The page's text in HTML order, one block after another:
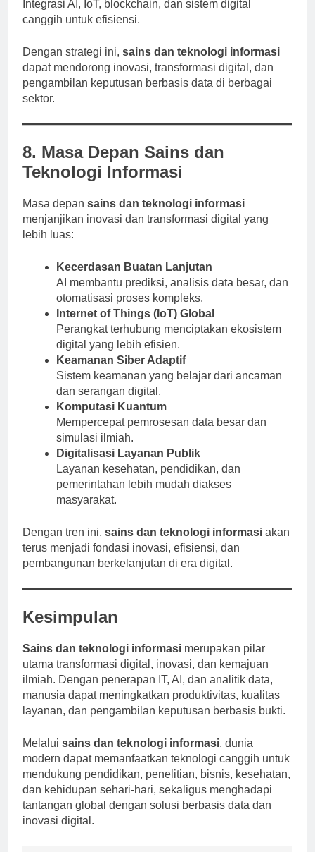
Integrasi AI, IoT, blockchain, dan sistem digital
canggih untuk efisiensi.
Dengan strategi ini, sains dan teknologi informasi
dapat mendorong inovasi, transformasi digital, dan
pengambilan keputusan berbasis data di berbagai
sektor.
8. Masa Depan Sains dan
Teknologi Informasi
Masa depan sains dan teknologi informasi
menjanjikan inovasi dan transformasi digital yang
lebih luas:
Kecerdasan Buatan Lanjutan
AI membantu prediksi, analisis data besar, dan
otomatisasi proses kompleks.
Internet of Things (IoT) Global
Perangkat terhubung menciptakan ekosistem
digital yang lebih efisien.
Keamanan Siber Adaptif
Sistem keamanan yang belajar dari ancaman
dan serangan digital.
Komputasi Kuantum
Mempercepat pemrosesan data besar dan
simulasi ilmiah.
Digitalisasi Layanan Publik
Layanan kesehatan, pendidikan, dan
pemerintahan lebih mudah diakses
masyarakat.
Dengan tren ini, sains dan teknologi informasi akan
terus menjadi fondasi inovasi, efisiensi, dan
pembangunan berkelanjutan di era digital.
Kesimpulan
Sains dan teknologi informasi merupakan pilar
utama transformasi digital, inovasi, dan kemajuan
ilmiah. Dengan penerapan IT, AI, dan analitik data,
manusia dapat meningkatkan produktivitas, kualitas
layanan, dan pengambilan keputusan berbasis bukti.
Melalui sains dan teknologi informasi, dunia
modern dapat memanfaatkan teknologi canggih untuk
mendukung pendidikan, penelitian, bisnis, kesehatan,
dan kehidupan sehari-hari, sekaligus menghadapi
tantangan global dengan solusi berbasis data dan
inovasi digital.